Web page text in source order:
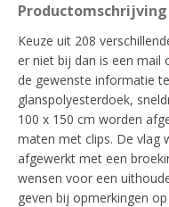
Productomschrijving
Keuze uit 208
er niet bij dan is een
de gewenste informatie
glanspolyesterdoek,
100 x 150 cm worden
maten met clips. De vlag
afgewerkt met een
wensen voor een
geven bij opmerkingen